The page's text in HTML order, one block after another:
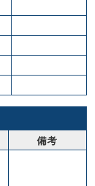
備考